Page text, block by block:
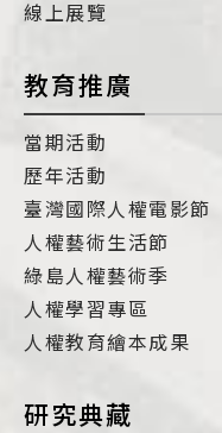
線上展覽
教育推廣
當期活動
歷年活動
臺灣國際人權電影節
人權藝術生活節
綠島人權藝術季
人權學習專區
人權教育繪本成果
研究典藏